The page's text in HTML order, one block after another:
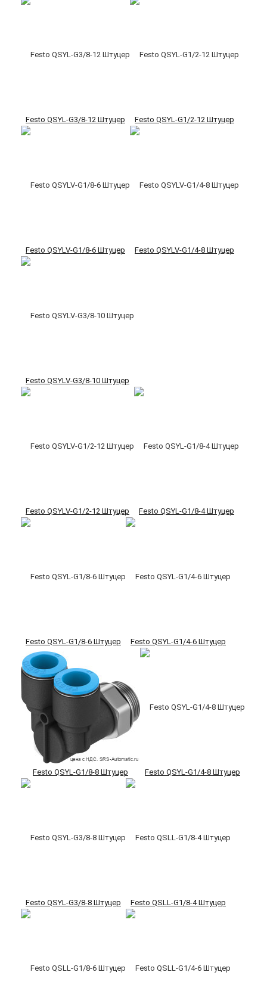
Festo QSYL-G3/8-12 Штуцер Festo QSYL-G1/2-12 Штуцер
Festo QSYLV-G1/8-6 Штуцер Festo QSYLV-G1/4-8 Штуцер
Festo QSYLV-G3/8-10 Штуцер
Festo QSYLV-G1/2-12 Штуцер Festo QSYL-G1/8-4 Штуцер
Festo QSYL-G1/8-6 Штуцер Festo QSYL-G1/4-6 Штуцер
Festo QSYL-G1/8-8 Штуцер Festo QSYL-G1/4-8 Штуцер
Festo QSYL-G3/8-8 Штуцер Festo QSLL-G1/8-4 Штуцер